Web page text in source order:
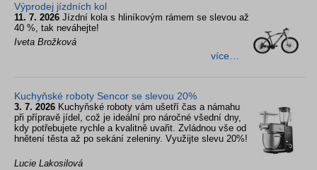
Výprodej jízdních kol
11. 7. 2026 Jízdní kola s hliníkovým rámem se slevou až
40 %, tak neváhejte!
Iveta Brožková
více…
Kuchyňské roboty Sencor se slevou 20%
3. 7. 2026 Kuchyňské roboty vám ušetří čas a námahu
při přípravě jídel, což je ideální pro náročné všední dny,
kdy potřebujete rychle a kvalitně uvařit. Zvládnou vše od
hnětení těsta až po sekání zeleniny. Využijte slevu 20%!
Lucie Lakosilová